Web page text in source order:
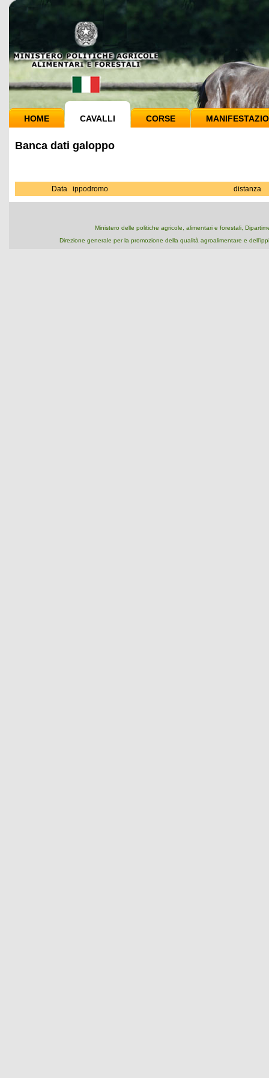
HOME CAVALLI CORSE
Banca dati galoppo
Data ippodromo distanza
Ministero delle politiche agricole, alimentari e forestali,
Direzione generale per la promozione della qualità agroalimentare e